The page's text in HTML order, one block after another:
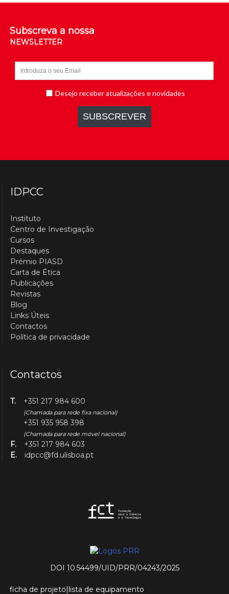
Subscreva a nossa
NEWSLETTER
IDPCC
Instituto
Centro de Investigação
Cursos
Destaques
Prémio PIASD
Carta de Ética
Publicações
Revistas
Blog
Links Úteis
Contactos
Política de privacidade
Contactos
T. +351 217 984 600
(Chamada para rede fixa nacional)
+351 935 958 398
(Chamada para rede móvel nacional)
F.
+351 217 984 603
E.
idpcc@fd.ulisboa.pt
DOI 10.54499/UID/PRR/04243/2025
ficha de projeto|lista de equipamento